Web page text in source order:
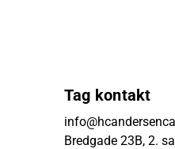
Tag kontakt
Bredgade 23B, 2.